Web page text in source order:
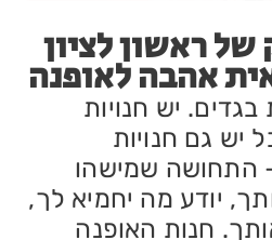
ראשון לציון
אהבה לאופנה
בגדים. יש חנויות
יש גם חנויות
התחושה שמישהו
יודע מה יחמיא לך,
חנות האופנה